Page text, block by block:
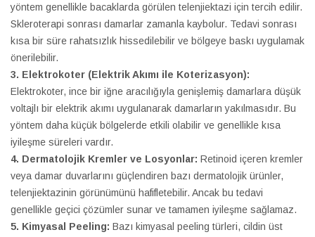
yöntem genellikle bacaklarda görülen telenjiektazi için tercih edilir.
Skleroterapi sonrası damarlar zamanla kaybolur. Tedavi sonrası
kısa bir süre rahatsızlık hissedilebilir ve bölgeye baskı uygulamak
önerilebilir.
3. Elektrokoter (Elektrik Akımı ile Koterizasyon):
Elektrokoter, ince bir iğne aracılığıyla genişlemiş damarlara düşük
voltajlı bir elektrik akımı uygulanarak damarların yakılmasıdır. Bu
yöntem daha küçük bölgelerde etkili olabilir ve genellikle kısa
iyileşme süreleri vardır.
4. Dermatolojik Kremler ve Losyonlar: Retinoid içeren kremler
veya damar duvarlarını güçlendiren bazı dermatolojik ürünler,
telenjiektazinin görünümünü hafifletebilir. Ancak bu tedavi
genellikle geçici çözümler sunar ve tamamen iyileşme sağlamaz.
5. Kimyasal Peeling: Bazı kimyasal peeling türleri, cildin üst